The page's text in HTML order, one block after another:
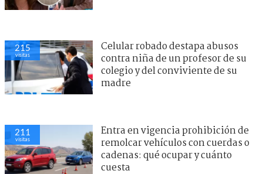
215
visitas
Celular robado destapa abusos
contra niña de un profesor de su
colegio y del conviviente de su
madre
211
visitas
Entra en vigencia prohibición de
remolcar vehículos con cuerdas o
cadenas: qué ocupar y cuánto
cuesta